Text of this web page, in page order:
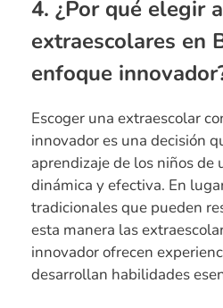
4. ¿Por qué elegir
extraescolares en
enfoque
Escoger una extraescolar
innovador es una decisión
aprendizaje de los niños de
dinámica y efectiva. En
tradicionales que pueden
esta manera las
innovador ofrecen
desarrollan habilidades